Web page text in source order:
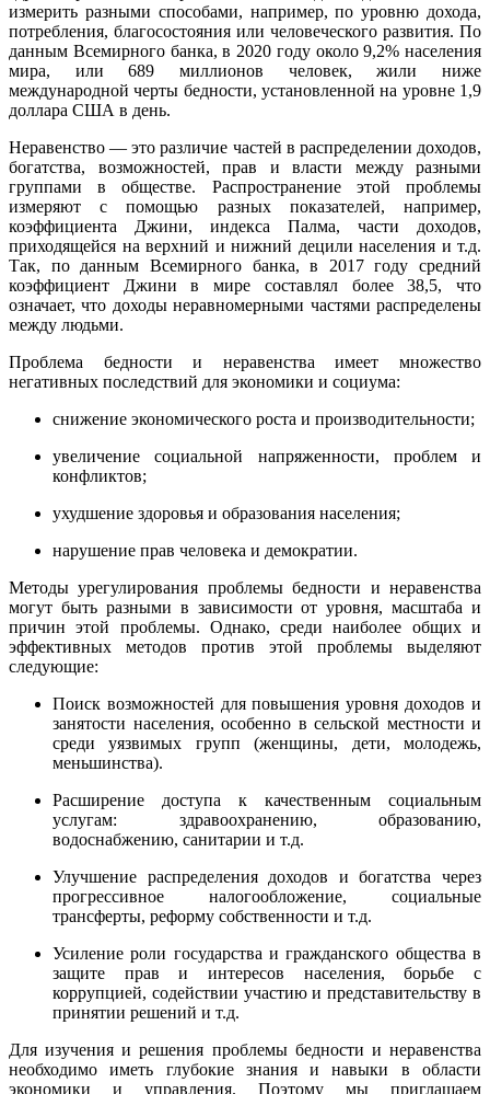
измерить разными способами, например, по уровню дохода,
потребления, благосостояния или человеческого развития. По
данным Всемирного банка, в 2020 году около 9,2% населения
мира, или 689 миллионов человек, жили ниже
международной черты бедности, установленной на уровне 1,9
доллара США в день.
Неравенство — это различие частей в распределении доходов,
богатства, возможностей, прав и власти между разными
группами в обществе. Распространение этой проблемы
измеряют с помощью разных показателей, например,
коэффициента Джини, индекса Палма, части доходов,
приходящейся на верхний и нижний децили населения и т.д.
Так, по данным Всемирного банка, в 2017 году средний
коэффициент Джини в мире составлял более 38,5, что
означает, что доходы неравномерными частями распределены
между людьми.
Проблема бедности и неравенства имеет множество
негативных последствий для экономики и социума:
снижение экономического роста и производительности;
увеличение социальной напряженности, проблем и
конфликтов;
ухудшение здоровья и образования населения;
нарушение прав человека и демократии.
Методы урегулирования проблемы бедности и неравенства
могут быть разными в зависимости от уровня, масштаба и
причин этой проблемы. Однако, среди наиболее общих и
эффективных методов против этой проблемы выделяют
следующие:
Поиск возможностей для повышения уровня доходов и
занятости населения, особенно в сельской местности и
среди уязвимых групп (женщины, дети, молодежь,
меньшинства).
Расширение доступа к качественным социальным
услугам: здравоохранению, образованию,
водоснабжению, санитарии и т.д.
Улучшение распределения доходов и богатства через
прогрессивное налогообложение, социальные
трансферты, реформу собственности и т.д.
Усиление роли государства и гражданского общества в
защите прав и интересов населения, борьбе с
коррупцией, содействии участию и представительству в
принятии решений и т.д.
Для изучения и решения проблемы бедности и неравенства
необходимо иметь глубокие знания и навыки в области
экономики и управления. Поэтому мы приглашаем